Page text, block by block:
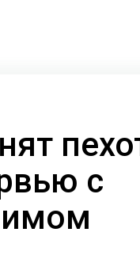
с